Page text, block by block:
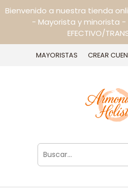
Bienvenido a nuestra tienda
- Mayorista y minorista -
EFECTIVO/
MAYORISTAS CREAR